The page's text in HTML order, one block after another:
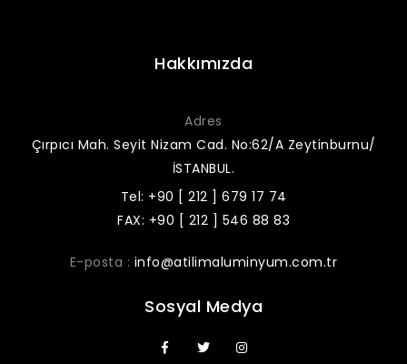
Hakkımızda
Adres
Çırpıcı Mah. Seyit Nizam Cad. No:62/A Zeytinburnu/
İSTANBUL.
Tel: +90 [ 212 ] 679 17 74
FAX: +90 [ 212 ] 546 88 83
E-posta : info@atilimaluminyum.com.tr
Sosyal Medya